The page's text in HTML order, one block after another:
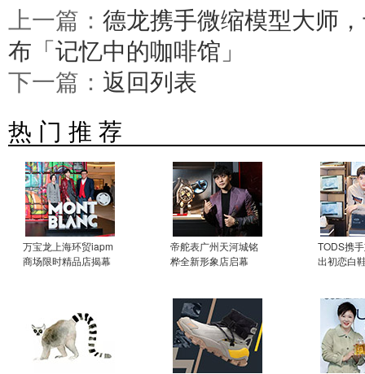
上一篇： 德龙携手微缩模型大师
布「记忆中的咖啡馆」
下一篇： 返回列表
热 门 推 荐
万宝龙上海环贸iapm
商场限时精品店揭幕
帝舵表广州天河城铭
桦全新形象店启幕
TODS携
出初恋白